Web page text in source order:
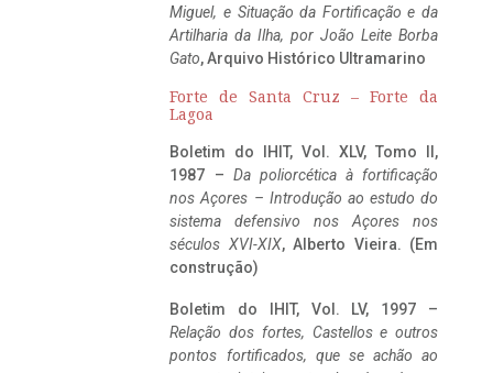
Miguel, e Situação da Fortificação e da
Artilharia da Ilha, por João Leite Borba
Gato, Arquivo Histórico Ultramarino
Forte de Santa Cruz – Forte da
Lagoa
Boletim do IHIT, Vol. XLV, Tomo II,
1987 – Da poliorcética à fortificação
nos Açores – Introdução ao estudo do
sistema defensivo nos Açores nos
séculos XVI-XIX, Alberto Vieira. (Em
construção)
Boletim do IHIT, Vol. LV, 1997 –
Relação dos fortes, Castellos e outros
pontos fortificados, que se achão ao